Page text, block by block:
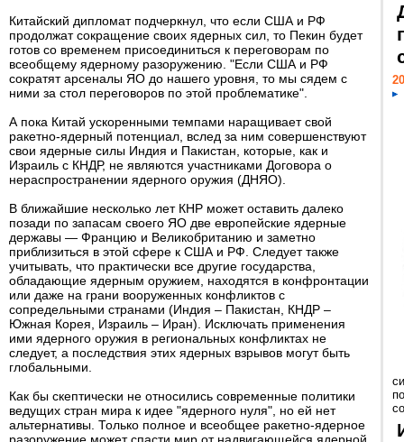
Китайский дипломат подчеркнул, что если США и РФ
продолжат сокращение своих ядерных сил, то Пекин будет
готов со временем присоединиться к переговорам по
всеобщему ядерному разоружению. "Если США и РФ
сократят арсеналы ЯО до нашего уровня, то мы сядем с
ними за стол переговоров по этой проблематике".
А пока Китай ускоренными темпами наращивает свой
ракетно-ядерный потенциал, вслед за ним совершенствуют
свои ядерные силы Индия и Пакистан, которые, как и
Израиль с КНДР, не являются участниками Договора о
нераспространении ядерного оружия (ДНЯО).
В ближайшие несколько лет КНР может оставить далеко
позади по запасам своего ЯО две европейские ядерные
державы — Францию и Великобританию и заметно
приблизиться в этой сфере к США и РФ. Следует также
учитывать, что практически все другие государства,
обладающие ядерным оружием, находятся в конфронтации
или даже на грани вооруженных конфликтов с
сопредельными странами (Индия – Пакистан, КНДР –
Южная Корея, Израиль – Иран). Исключать применения
ими ядерного оружия в региональных конфликтах не
следует, а последствия этих ядерных взрывов могут быть
глобальными.
Как бы скептически не относились современные политики
ведущих стран мира к идее "ядерного нуля", но ей нет
альтернативы. Только полное и всеобщее ракетно-ядерное